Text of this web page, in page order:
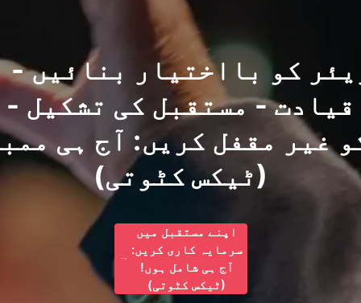
کو بااختیار بنائیں -
- مستقبل کی تشکیل
غیر مقفل کریں: آج ہی
(ٹیکس کٹوتی)
اپنے مستقبل میں
سرمایہ کاری کریں:
آج ہی شامل ہوں!
(ٹیکس کٹوتی)